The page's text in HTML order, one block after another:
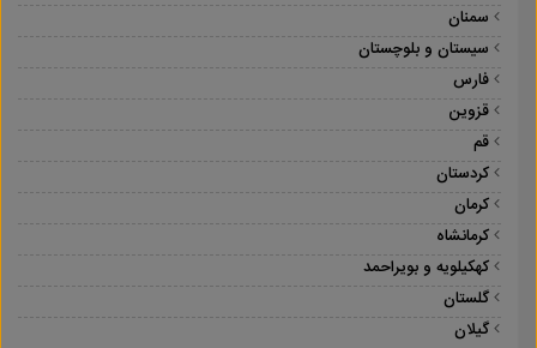
سمنان
سیستان و بلوچستان
فارس
قزوین
قم
کردستان
کرمان
کرمانشاه
کهکیلویه و بویراحمد
گلستان
گیلان